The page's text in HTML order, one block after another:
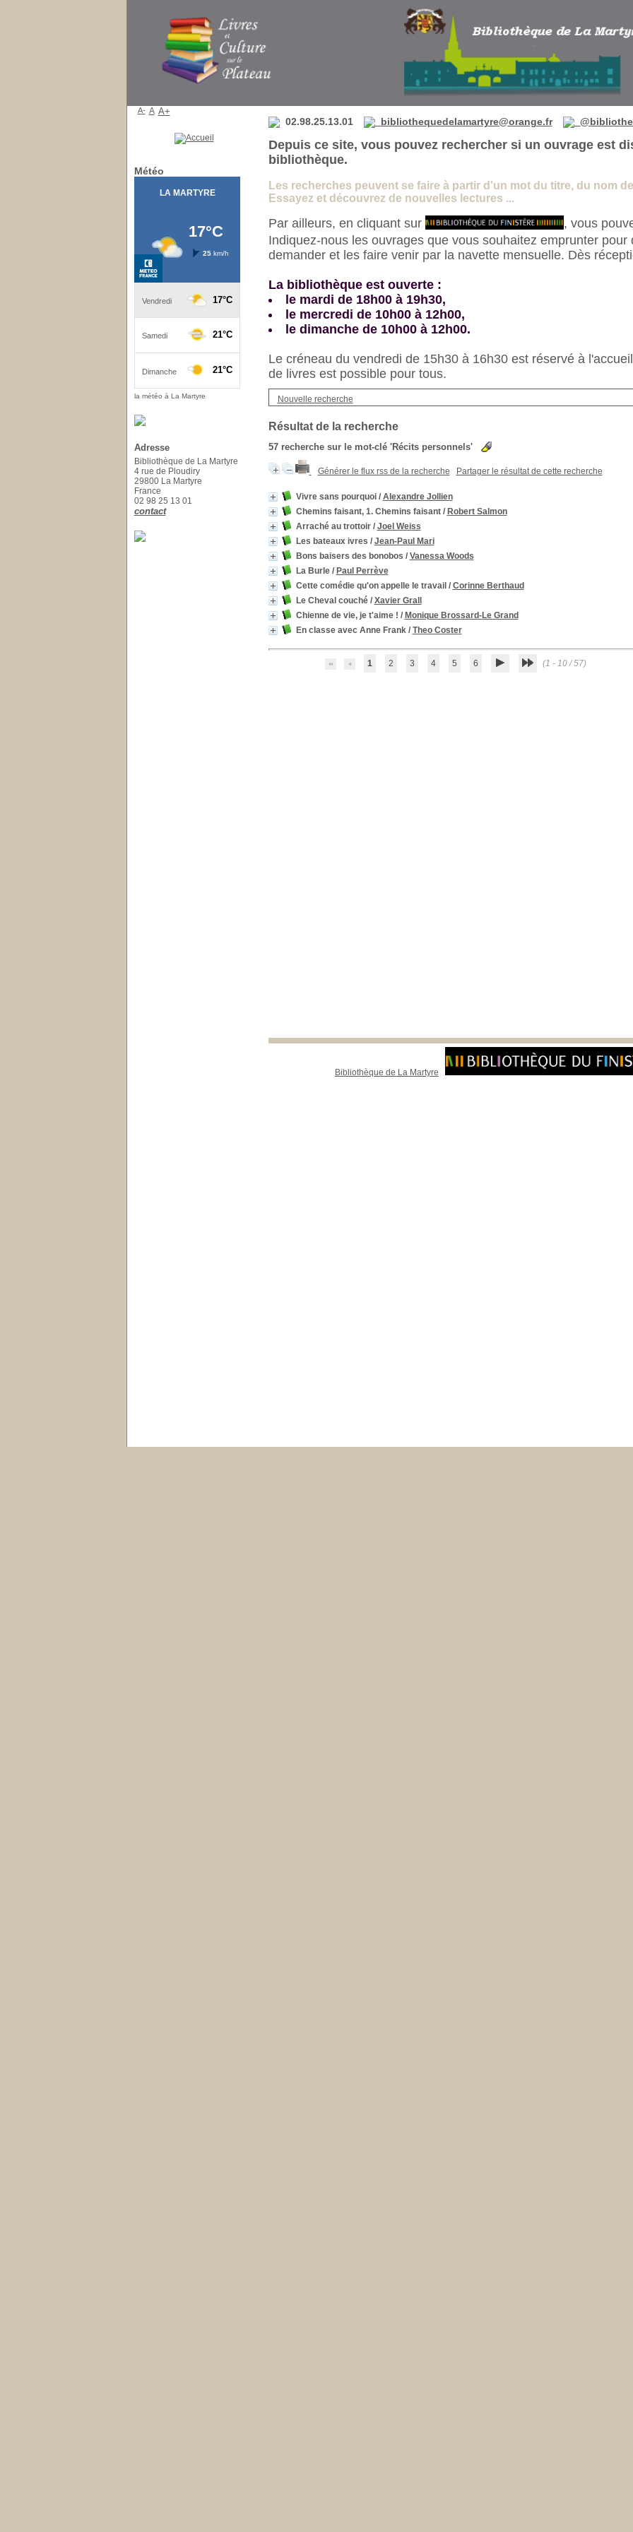
Les recherches peuvent se faire à partir d'un mot du titre, du nom
Essayez et découvrez de nouvelles lectures ...
Par ailleurs, en cliquant sur
, vous
Indiquez-nous les ouvrages que vous souhaitez emprunter pour
demander et les faire venir par la navette mensuelle. Dès
La bibliothèque est ouverte :
le mardi de 18h00 à 19h30,
le mercredi de 10h00 à 12h00,
le dimanche de 10h00 à 12h00.
Le créneau du vendredi de 15h30 à 16h30 est réservé à
de livres est possible pour tous.
Nouvelle recherche
Résultat de la recherche
57recherche sur le mot-clé 'Récits personnels'
Générer le flux rss de la recherche Partager le résultat de cette recherche
Vivre sans pourquoi/ Alexandre Jollien
Chemins faisant, 1. Chemins faisant/ Robert Salmon
Arraché au trottoir/ Joel Weiss
Les bateaux ivres / Jean-Paul Mari
Bons baisers des bonobos / Vanessa Woods
La Burle/ Paul Perrève
Cette comédie qu'on appelle le travail / Corinne Berthaud
Le Cheval couché/ Xavier Grall
Chienne de vie, je t'aime ! / Monique Brossard-Le Grand
En classe avec Anne Frank/ Theo Coster
1 2 3 4 5 6 (1 - 10 / 57)
Bibliothèque de La Martyre
02.98.25.13.01 bibliothequedelamartyre@orange.fr
Depuis ce site, vous pouvez rechercher si un ouvrage est
bibliothèque.
A- A A+
Météo
la météo à La Martyre
Adresse
Bibliothèque de La Martyre
4 rue de Ploudiry
29800 La Martyre
France
02 98 25 13 01
contact